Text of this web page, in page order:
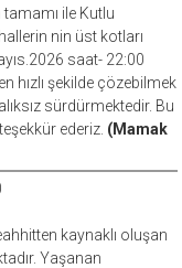
ile Kutlu
nin üst kotları
saat- 22:00
hızlı şekilde çözebilmek
sürdürmektedir. Bu
ederiz. (Mamak
kaynaklı oluşan
Yaşanan